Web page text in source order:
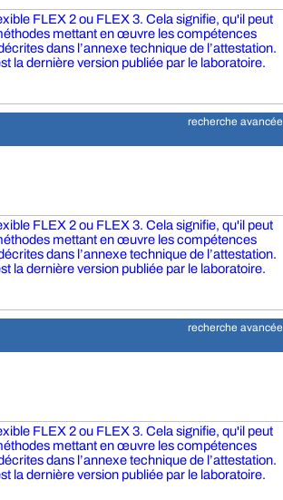
FLEX 2 ou FLEX 3. Cela signifie, qu'il peut
mettant en œuvre les compétences
dans l’annexe technique de l’attestation.
la dernière version publiée par le laboratoire.
recherche avancée
FLEX 2 ou FLEX 3. Cela signifie, qu'il peut
mettant en œuvre les compétences
dans l’annexe technique de l’attestation.
la dernière version publiée par le laboratoire.
recherche avancée
FLEX 2 ou FLEX 3. Cela signifie, qu'il peut
mettant en œuvre les compétences
dans l’annexe technique de l’attestation.
la dernière version publiée par le laboratoire.